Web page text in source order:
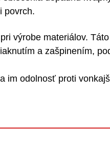
povrch.
výrobe materiálov.
a zašpinením,
im odolnosť proti